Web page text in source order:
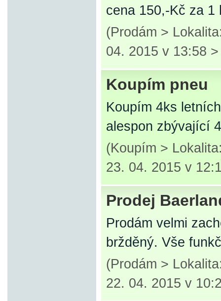
cena 150,-Kč za 1
(Prodám >
04. 2015 v 13:58
Koupím pneu
Koupím 4ks
alespon zbývající
(Koupím >
23. 04. 2015 v
Prodej
Prodám velmi
bržděný. Vše
(Prodám >
22. 04. 2015 v